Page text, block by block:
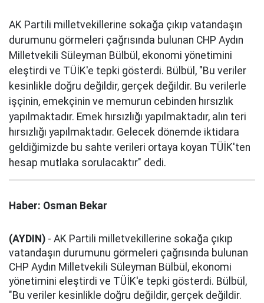
AK Partili milletvekillerine sokağa çıkıp vatandaşın
durumunu görmeleri çağrısında bulunan CHP Aydın
Milletvekili Süleyman Bülbül, ekonomi yönetimini
eleştirdi ve TÜİK'e tepki gösterdi. Bülbül, "Bu veriler
kesinlikle doğru değildir, gerçek değildir. Bu verilerle
işçinin, emekçinin ve memurun cebinden hırsızlık
yapılmaktadır. Emek hırsızlığı yapılmaktadır, alın teri
hırsızlığı yapılmaktadır. Gelecek dönemde iktidara
geldiğimizde bu sahte verileri ortaya koyan TÜİK'ten
hesap mutlaka sorulacaktır" dedi.
Haber: Osman Bekar
(AYDIN) - AK Partili milletvekillerine sokağa çıkıp
vatandaşın durumunu görmeleri çağrısında bulunan
CHP Aydın Milletvekili Süleyman Bülbül, ekonomi
yönetimini eleştirdi ve TÜİK'e tepki gösterdi. Bülbül,
"Bu veriler kesinlikle doğru değildir, gerçek değildir.